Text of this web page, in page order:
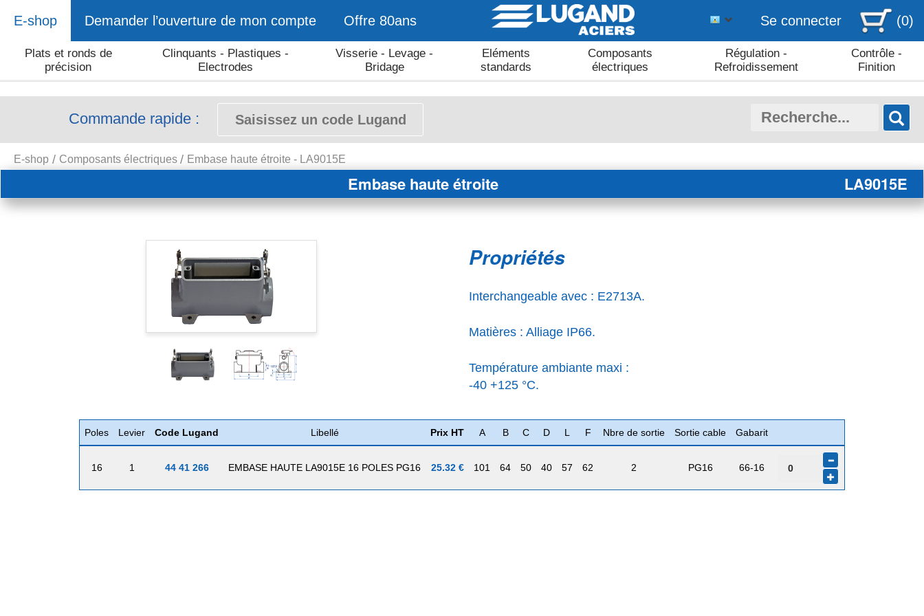
E-shop Demander l’ouverture de mon compte Offre 80ans Se connecter (0)
Plats et ronds de
précision
Clinquants - Plastiques -
Electrodes
Visserie - Levage -
Bridage
Eléments
standards
Composants
électriques
Régulation -
Refroidissement
Contrôle -
Finition
Commande rapide :
E-shop Composants électriques Embase haute étroite - LA9015E
Embase haute étroite LA9015E
Propriétés
Interchangeable avec : E2713A.
Matières : Alliage IP66.
Température ambiante maxi :
-40 +125 °C.
Poles Levier Code Lugand Libellé Prix HT A B C D L F Nbre de sortie Sortie cable Gabarit
16 1 44 41 266 EMBASE HAUTE LA9015E 16 POLES PG16 25.32 € 101 64 50 40 57 62 2 PG16 66-16